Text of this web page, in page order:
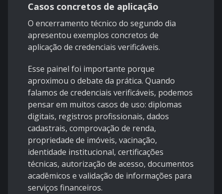
Casos concretos de aplicação
O encerramento técnico do segundo dia
apresentou exemplos concretos de
aplicação de credenciais verificáveis.
Esse painel foi importante porque
aproximou o debate da prática. Quando
falamos de credenciais verificáveis, podemos
pensar em muitos casos de uso: diplomas
digitais, registros profissionais, dados
cadastrais, comprovação de renda,
propriedade de imóveis, vacinação,
identidade institucional, certificações
técnicas, autorização de acesso, documentos
acadêmicos e validação de informações para
serviços financeiros.